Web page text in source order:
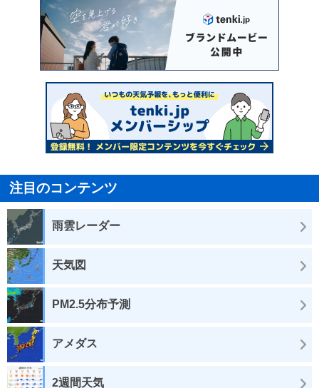
注目のコンテンツ
雨雲レーダー
天気図
PM2.5分布予測
アメダス
2週間天気